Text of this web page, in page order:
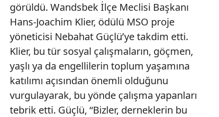
görüldü. Wandsbek İlçe Meclisi Başkanı
Hans-Joachim Klier, ödülü MSO proje
yöneticisi Nebahat Güçlü’ye takdim etti.
Klier, bu tür sosyal çalışmaların, göçmen,
yaşlı ya da engellilerin toplum yaşamına
katılımı açısından önemli olduğunu
vurgulayarak, bu yönde çalışma yapanları
tebrik etti. Güçlü, “Bizler, derneklerin bu